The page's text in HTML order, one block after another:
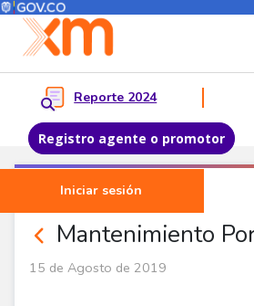
Pasar al contenido principal
Menú del Usuario
Reporte 2024
Registro agente o promotor
Iniciar sesión
Menu
Mantenimiento
Noticias Corporativas
15 de Agosto de 2019